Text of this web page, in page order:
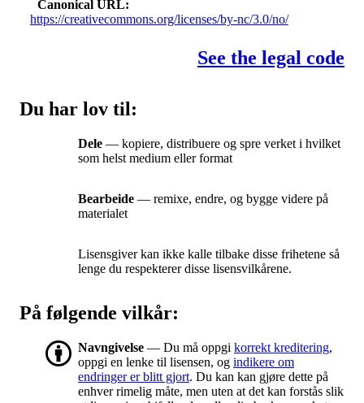
Canonical URL
https://creativecommons.org/licenses/by-nc/3.0/no/
See the legal code
Du har lov til:
Dele — kopiere, distribuere og spre verket i hvilket
som helst medium eller format
Bearbeide — remixe, endre, og bygge videre på
materialet
Lisensgiver kan ikke kalle tilbake disse frihetene så
lenge du respekterer disse lisensvilkårene.
På følgende vilkår:
Navngivelse — Du må oppgi korrekt kreditering,
oppgi en lenke til lisensen, og indikere om
endringer er blitt gjort. Du kan kan gjøre dette på
enhver rimelig måte, men uten at det kan forstås slik